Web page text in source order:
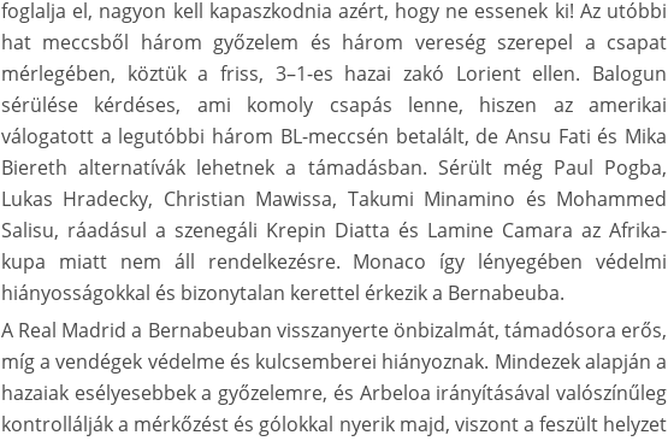
foglalja el, nagyon kell kapaszkodnia azért, hogy ne essenek ki! Az utóbbi
hat meccsből három győzelem és három vereség szerepel a csapat
mérlegében, köztük a friss, 3–1-es hazai zakó Lorient ellen. Balogun
sérülése kérdéses, ami komoly csapás lenne, hiszen az amerikai
válogatott a legutóbbi három BL-meccsén betalált, de Ansu Fati és Mika
Biereth alternatívák lehetnek a támadásban. Sérült még Paul Pogba,
Lukas Hradecky, Christian Mawissa, Takumi Minamino és Mohammed
Salisu, ráadásul a szenegáli Krepin Diatta és Lamine Camara az Afrika-
kupa miatt nem áll rendelkezésre. Monaco így lényegében védelmi
hiányosságokkal és bizonytalan kerettel érkezik a Bernabeuba.
A Real Madrid a Bernabeuban visszanyerte önbizalmát, támadósora erős,
míg a vendégek védelme és kulcsemberei hiányoznak. Mindezek alapján a
hazaiak esélyesebbek a győzelemre, és Arbeloa irányításával valószínűleg
kontrollálják a mérkőzést és gólokkal nyerik majd, viszont a feszült helyzet